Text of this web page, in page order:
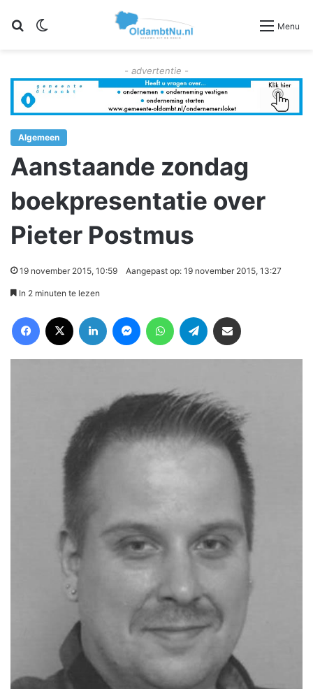
Zoeken Menu
- advertentie -
Algemeen
Aanstaande zondag
boekpresentatie over
Pieter Postmus
19 november 2015, 10:59 Aangepast op: 19 november 2015, 13:27
In 2 minuten te lezen